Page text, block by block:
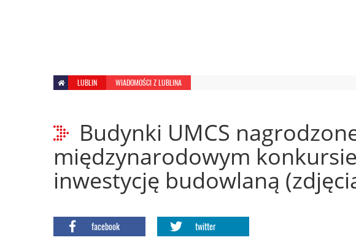
LUBLIN WIADOMOŚCI Z LUBLINA
Budynki UMCS
międzynarodowym
inwestycję budowlaną
facebook twitter